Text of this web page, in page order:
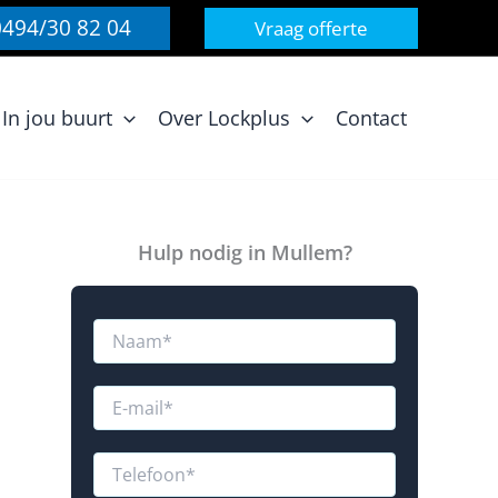
30 82 04 Vraag offerte
In jou buurt Over Lockplus Contact
Hulp nodig in Mullem?
N
mE
aT